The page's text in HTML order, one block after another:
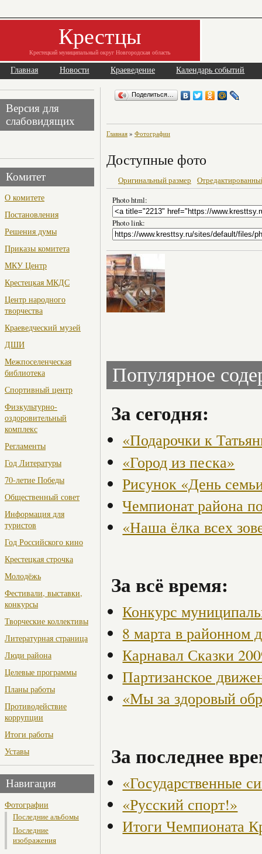
Крестцы
Крестецкий муниципальный округ Новгородская область
Главная Новости Краеведение Календарь событий
Версия для
слабовидящих
Комитет
О комитете
Постановления
Решения думы
Приказы комитета
МКУ Центр
Крестецкая МКДС
Центр народного
творчества
Краеведческий музей
ДШИ
Межпоселенческая
библиотека
Спортивный центр
Физкультурно-
оздоровительный
комплекс
Регламенты
Год Литературы
70-летие Победы
Общественный совет
Информация для
туристов
Год Российского кино
Крестецкая строчка
Молодёжь
Фестивали, выставки,
конкурсы
Творческие коллективы
Литературная страница
Люди района
Целевые программы
Планы работы
Противодействие
коррупции
Итоги работы
Уставы
Навигация
Фотографии
Последние альбомы
Последние
изображения
Поделиться…
Главная » Фотографии
Доступные фото
Оригинальный размер
Photo html:
Photo link:
Популярное
За сегодня:
«Подарочки к
«Город из песка»
Рисунок «День
Чемпионат района
«Наша ёлка всех
За всё время:
Конкурс
8 марта в районном
Карнавал Сказки
Партизанское
«Мы за здоровый
За последнее
«Государственные
«Русский спорт!»
Итоги Чемпионата